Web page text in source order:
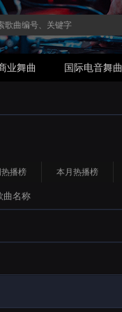
业舞曲 国际电音舞曲
播榜 本月热播榜
曲名称